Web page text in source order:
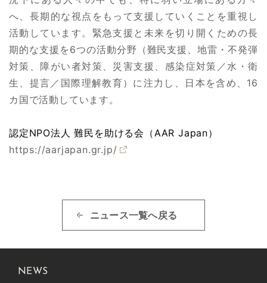
へ、長期的な視点をもって支援していくことを重視し
活動しています。緊急支援と未来を切り開くための長
期的な支援を6つの活動分野（難民支援、地雷・不発弾
対策、障がい者対策、災害支援、感染症対策／水・衛
生、提言／国際理解教育）に注力し、日本を含め、16
カ国で活動しています。
認定NPO法人 難民を助ける会（AAR Japan）
https://aarjapan.gr.jp/
ニュース一覧へ戻る
NEWS